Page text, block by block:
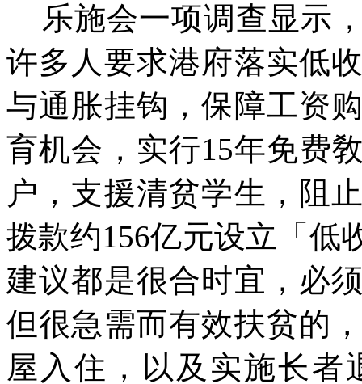
乐施会一项调查显示
许多人要求港府落实低
与通胀挂钩，保障工资
育机会，实行15年免费
户，支援清贫学生，阻
拨款约156亿元设立「低
建议都是很合时宜，必
但很急需而有效扶贫的
屋入住，以及实施长者